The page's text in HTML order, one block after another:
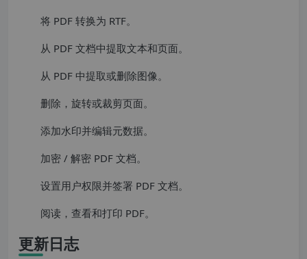
将 PDF 转换为 RTF。
从 PDF 文档中提取文本和页面。
从 PDF 中提取或删除图像。
删除，旋转或裁剪页面。
添加水印并编辑元数据。
加密 / 解密 PDF 文档。
设置用户权限并签署 PDF 文档。
阅读，查看和打印 PDF。
更新日志